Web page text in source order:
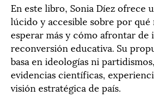
En este libro, Sonia Díez ofrece
lúcido y accesible sobre por qué
esperar más y cómo afrontar de
reconversión educativa. Su
basa en ideologías ni
evidencias científicas,
visión estratégica de país.